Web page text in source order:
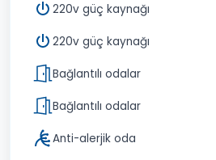
220v güç kaynağı
220v güç kaynağı
Bağlantılı odalar
Bağlantılı odalar
Anti-alerjik oda